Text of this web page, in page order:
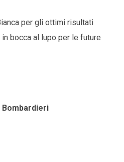
per gli ottimi risultati
bocca al lupo per le future
Bombardieri